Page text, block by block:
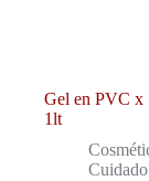
Gel en PVC x
1lt